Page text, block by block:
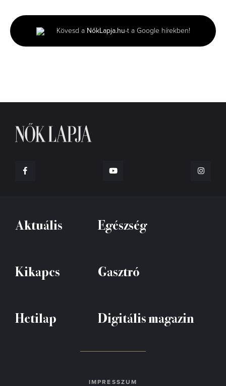
minutes,
6
seconds
Kövesd a NőkLapja.hu-t a Google hírekben!
Aktuális Egészség
Kikapcs Gasztró
Hetilap Digitális magazin
IMPRESSZUM